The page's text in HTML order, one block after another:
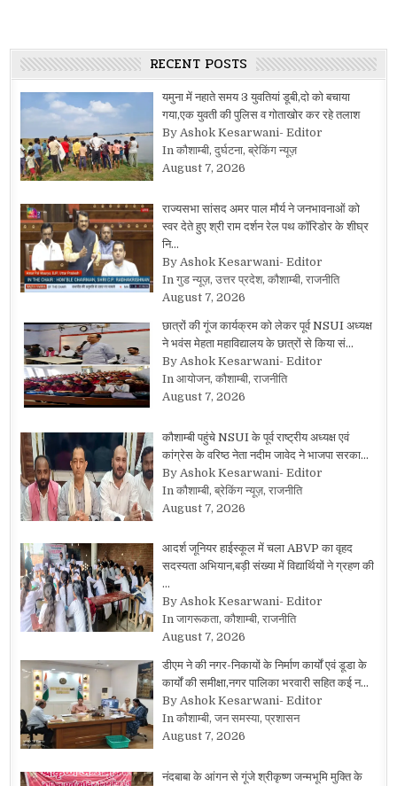
RECENT POSTS
यमुना में नहाते समय 3 युवतियां डूबी,दो को बचाया
गया,एक युवती की पुलिस व गोताखोर कर रहे तलाश
By Ashok Kesarwani- Editor
In कौशाम्बी, दुर्घटना, ब्रेकिंग न्यूज़
August 7, 2026
राज्यसभा सांसद अमर पाल मौर्य ने जनभावनाओं को
स्वर देते हुए श्री राम दर्शन रेल पथ कॉरिडोर के शीघ्र
नि…
By Ashok Kesarwani- Editor
In गुड न्यूज़, उत्तर प्रदेश, कौशाम्बी, राजनीति
August 7, 2026
छात्रों की गूंज कार्यक्रम को लेकर पूर्व NSUI अध्यक्ष
ने भवंस मेहता महाविद्यालय के छात्रों से किया सं…
By Ashok Kesarwani- Editor
In आयोजन, कौशाम्बी, राजनीति
August 7, 2026
कौशाम्बी पहुंचे NSUI के पूर्व राष्ट्रीय अध्यक्ष एवं
कांग्रेस के वरिष्ठ नेता नदीम जावेद ने भाजपा सरका…
By Ashok Kesarwani- Editor
In कौशाम्बी, ब्रेकिंग न्यूज़, राजनीति
August 7, 2026
आदर्श जूनियर हाईस्कूल में चला ABVP का वृहद
सदस्यता अभियान,बड़ी संख्या में विद्यार्थियों ने ग्रहण की
…
By Ashok Kesarwani- Editor
In जागरूकता, कौशाम्बी, राजनीति
August 7, 2026
डीएम ने की नगर-निकायों के निर्माण कार्यों एवं डूडा के
कार्यों की समीक्षा,नगर पालिका भरवारी सहित कई न…
By Ashok Kesarwani- Editor
In कौशाम्बी, जन समस्या, प्रशासन
August 7, 2026
नंदबाबा के आंगन से गूंजे श्रीकृष्ण जन्मभूमि मुक्ति के